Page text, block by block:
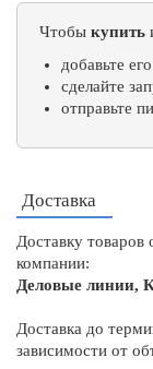
Чтобы купить
добавьте
сделайте
отправьте
Доставка
Доставку товаров
компании:
Деловые линии,
Доставка до
зависимости от